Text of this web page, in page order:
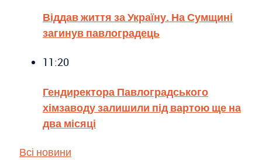
Віддав життя за Україну. На Сумщині
загинув павлоградець
11:20
Гендиректора Павлоградського
хімзаводу залишили під вартою ще на
два місяці
Всі новини